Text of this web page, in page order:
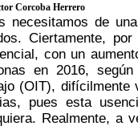
Corcoba Herrero
necesitamos de
Ciertamente,
con un
en 2016,
(OIT), difícilmente
pues esta
Realmente, a